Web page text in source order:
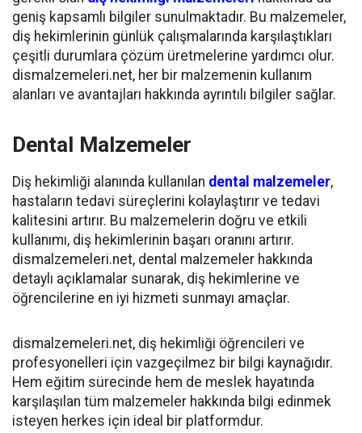
geniş kapsamlı bilgiler sunulmaktadır. Bu malzemeler,
diş hekimlerinin günlük çalışmalarında karşılaştıkları
çeşitli durumlara çözüm üretmelerine yardımcı olur.
dismalzemeleri.net, her bir malzemenin kullanım
alanları ve avantajları hakkında ayrıntılı bilgiler sağlar.
Dental Malzemeler
Diş hekimliği alanında kullanılan dental malzemeler,
hastaların tedavi süreçlerini kolaylaştırır ve tedavi
kalitesini artırır. Bu malzemelerin doğru ve etkili
kullanımı, diş hekimlerinin başarı oranını artırır.
dismalzemeleri.net, dental malzemeler hakkında
detaylı açıklamalar sunarak, diş hekimlerine ve
öğrencilerine en iyi hizmeti sunmayı amaçlar.
dismalzemeleri.net, diş hekimliği öğrencileri ve
profesyonelleri için vazgeçilmez bir bilgi kaynağıdır.
Hem eğitim sürecinde hem de meslek hayatında
karşılaşılan tüm malzemeler hakkında bilgi edinmek
isteyen herkes için ideal bir platformdur.